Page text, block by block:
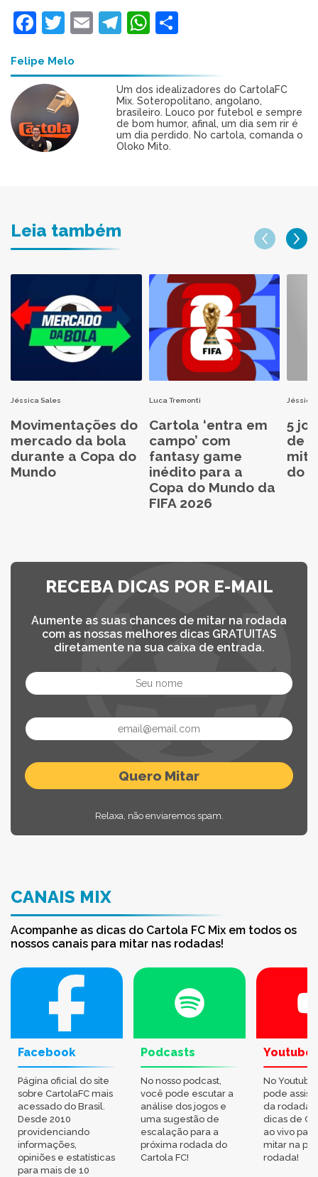
Facebook
Twitter
EmailTelegram
WhatsApp
Felipe Melo
Um dos idealizadores do CartolaFC
Mix. Soteropolitano, angolano,
brasileiro. Louco por futebol e sempre
de bom humor, afinal, um dia sem rir é
um dia perdido. No cartola, comanda o
Oloko Mito.
Leia também
Jéssica Sales
Movimentações do
mercado da bola
durante a Copa do
Mundo
Luca Tremonti
Cartola ‘entra em
campo’ com
fantasy game
inédito para a
Copa do Mundo da
FIFA 2026
Jéssica
5
de
do
RECEBA DICAS POR E-MAIL
Aumente as suas chances de mitar na rodada
com as nossas melhores dicas GRATUITAS
diretamente na sua caixa de entrada.
Relaxa, não enviaremos spam.
CANAIS MIX
Acompanhe as dicas do Cartola FC Mix em todos os
nossos canais para mitar nas rodadas!
Facebook
Página oficial do site
sobre CartolaFC mais
acessado do Brasil.
Desde 2010
providenciando
informações,
opiniões e estatísticas
para mais de 10
Podcasts
No nosso podcast,
você pode escutar a
análise dos jogos e
uma sugestão de
escalação para a
próxima rodada do
Cartola FC!
Youtube
No
pode
da rodada,
dicas de
ao vivo
mitar na
rodada!